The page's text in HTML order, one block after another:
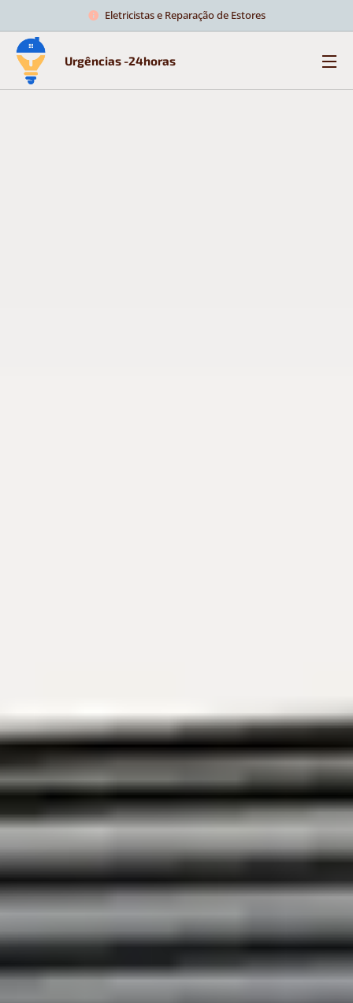
Eletricistas e Reparação de Estores
Urgências -24horas